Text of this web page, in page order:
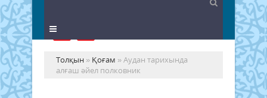
Толқын » Қоғам » Аудан тарихында
алғаш әйел полковник